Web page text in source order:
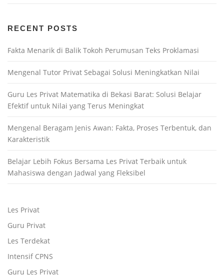
RECENT POSTS
Fakta Menarik di Balik Tokoh Perumusan Teks Proklamasi
Mengenal Tutor Privat Sebagai Solusi Meningkatkan Nilai
Guru Les Privat Matematika di Bekasi Barat: Solusi Belajar
Efektif untuk Nilai yang Terus Meningkat
Mengenal Beragam Jenis Awan: Fakta, Proses Terbentuk, dan
Karakteristik
Belajar Lebih Fokus Bersama Les Privat Terbaik untuk
Mahasiswa dengan Jadwal yang Fleksibel
Les Privat
Guru Privat
Les Terdekat
Intensif CPNS
Guru Les Privat